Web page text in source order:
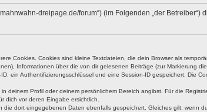
dreipage.de/forum“) (im Folgenden „der
Cookies. Cookies sind kleine Textdateien, die dein Browser als
Informationen über die von dir gelesenen Beiträge (zur Markierung
ein Authentifizierungsschlüssel und eine Session-ID gespeichert. Die
deinem Profil oder deinem persönlichem Bereich angibst. Für die
dich vor deren Eingabe ersichtlich.
dort eingegebenen Daten ebenfalls gespeichert. Gleiches gilt,